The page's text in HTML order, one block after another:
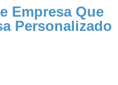
Empresa Que
Personalizado